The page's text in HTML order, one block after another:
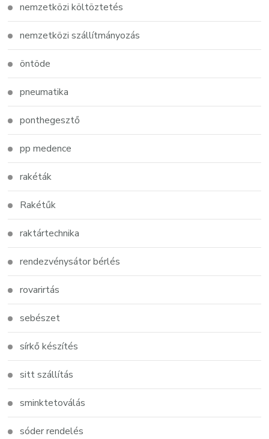
nemzetközi költöztetés
nemzetközi szállítmányozás
öntöde
pneumatika
ponthegesztő
pp medence
rakéták
Rakétűk
raktártechnika
rendezvénysátor bérlés
rovarirtás
sebészet
sírkő készítés
sitt szállítás
sminktetoválás
sóder rendelés